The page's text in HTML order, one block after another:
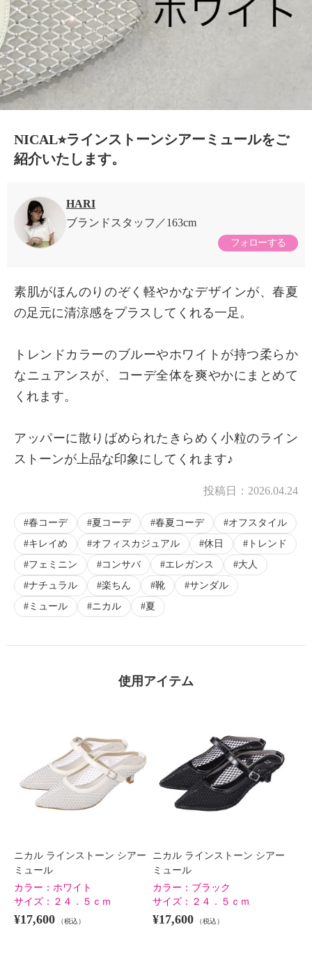
NICAL⭐︎ラインストーンシアーミュールをご
紹介いたします。
HARI
ブランドスタッフ
163cm
フォローする
素肌がほんのりのぞく軽やかなデザインが、春夏
の足元に清涼感をプラスしてくれる一足。
トレンドカラーのブルーやホワイトが持つ柔らか
なニュアンスが、コーデ全体を爽やかにまとめて
くれます。
アッパーに散りばめられたきらめく小粒のライン
ストーンが上品な印象にしてくれます♪
投稿日： 2026.04.24
春コーデ 夏コーデ 春夏コーデ
オフスタイル
キレイめ
オフィスカジュアル 休日
トレンド
フェミニン
コンサバ エレガンス
大人
ナチュラル
楽ちん 靴
サンダル
ミュール
ニカル 夏
使用アイテム
ニカル ラインストーン シアー
ミュール
カラー： ホワイト
サイズ： ２４．５ｃｍ
¥17,600 （税込）
ニカル ラインストーン シアー
ミュール
カラー： ブラック
サイズ： ２４．５ｃｍ
¥17,600 （税込）